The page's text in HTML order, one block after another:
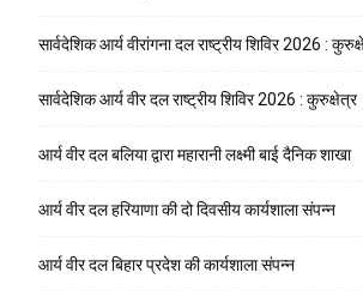
सार्वदेशिक आर्य वीरांगना दल राष्ट्रीय शिविर 2026 :
सार्वदेशिक आर्य वीर दल राष्ट्रीय शिविर 2026 : कुरुक्षेत्र
आर्य वीर दल बलिया द्वारा महारानी लक्ष्मी बाई दैनिक शाखा
आर्य वीर दल हरियाणा की दो दिवसीय कार्यशाला संपन्न
आर्य वीर दल बिहार प्रदेश की कार्यशाला संपन्न